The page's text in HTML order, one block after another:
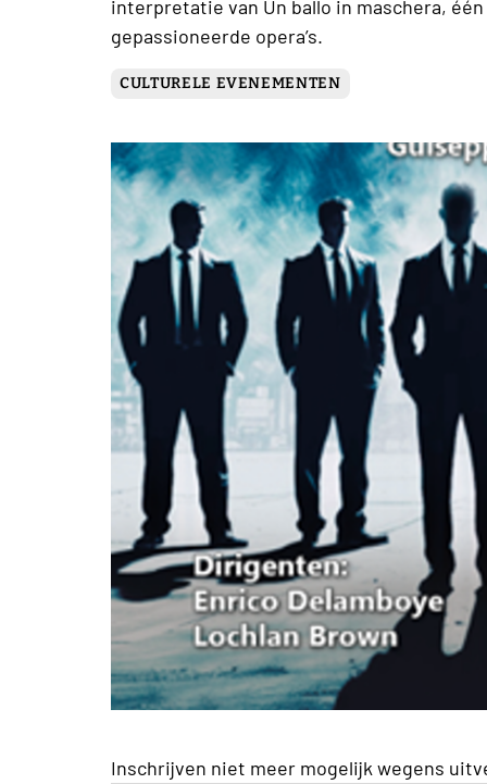
interpretatie van Un ballo in maschera,
gepassioneerde opera’s.
CULTURELE EVENEMENTEN
Inschrijven niet meer mogelijk wegens